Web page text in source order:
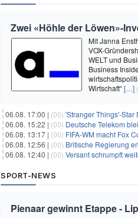
Zwei «Höhle der Löwen»-
Mit Janna
VOX-
WELT und
Business
Wirtschaft“[…]
06.08. 17:00 | (00) 'Stranger Things'-Star
06.08. 15:22 | (00) Deutsche Telekom
06.08. 13:17 | (00) FIFA-WM macht Fox
06.08. 12:56 | (00) Britische Regierung
06.08. 12:40 | (00) Versant schrumpft
SPORT-NEWS
Pienaar gewinnt Etappe -